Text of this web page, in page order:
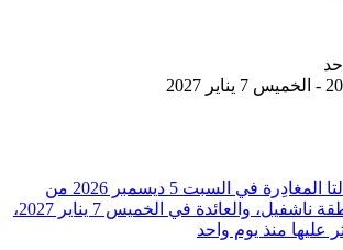
تحديد رحلة طيران ⁦دلتا⁩ المغادِرة في ⁦السبت 5 ديسمبر 2026⁩ من
⁦سانت جورج⁩ إلى ⁦منطقة ناشفيل⁩، والعائدة في ⁦الخميس 7 يناير 2027⁩،